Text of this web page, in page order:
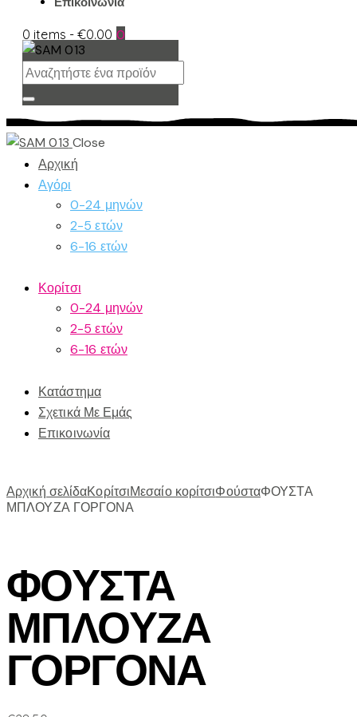
0 items -€0.00 0
Close
Αρχική
Αγόρι
0-24 μηνών
2-5 ετών
6-16 ετών
Κορίτσι
0-24 μηνών
2-5 ετών
6-16 ετών
Κατάστημα
Σχετικά Με Εμάς
Επικοινωνία
Αρχική σελίδαΚορίτσιΜεσαίο κορίτσιΦούσταΦΟΥΣΤΑ
ΜΠΛΟΥΖΑ ΓΟΡΓΟΝΑ
ΦΟΥΣΤΑ
ΜΠΛΟΥΖΑ
ΓΟΡΓΟΝΑ